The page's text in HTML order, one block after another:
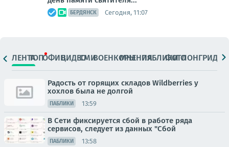
БЕРДЯНСК Сегодня, 11:07
ЛЕНТАТОПОФИЦ.ВИДЕОСМИВОЕНКОРЫМНЕНИЯПАБЛИКИ
ФОТОЛОНГРИДЫ
Радость от горящих складов Wildberries у
хохлов была не долгой
ПАБЛИКИ 13:59
В Сети фиксируется сбой в работе ряда
сервисов, следует из данных "Сбой
ПАБЛИКИ 13:58